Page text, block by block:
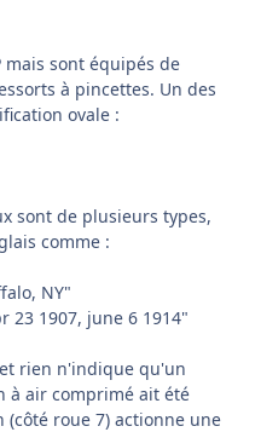
mais sont équipés de
à pincettes. Un des
ovale :
sont de plusieurs types,
comme :
NY"
23 1907, june 6 1914"
rien n'indique qu'un
à air comprimé ait été
roue 7) actionne une